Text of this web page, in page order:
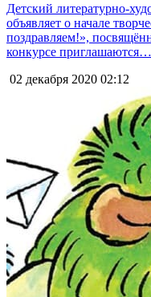
Детский литературно-
объявляет о начале
поздравляем!»,
конкурсе приглашаются…
02 декабря 2020 02:12